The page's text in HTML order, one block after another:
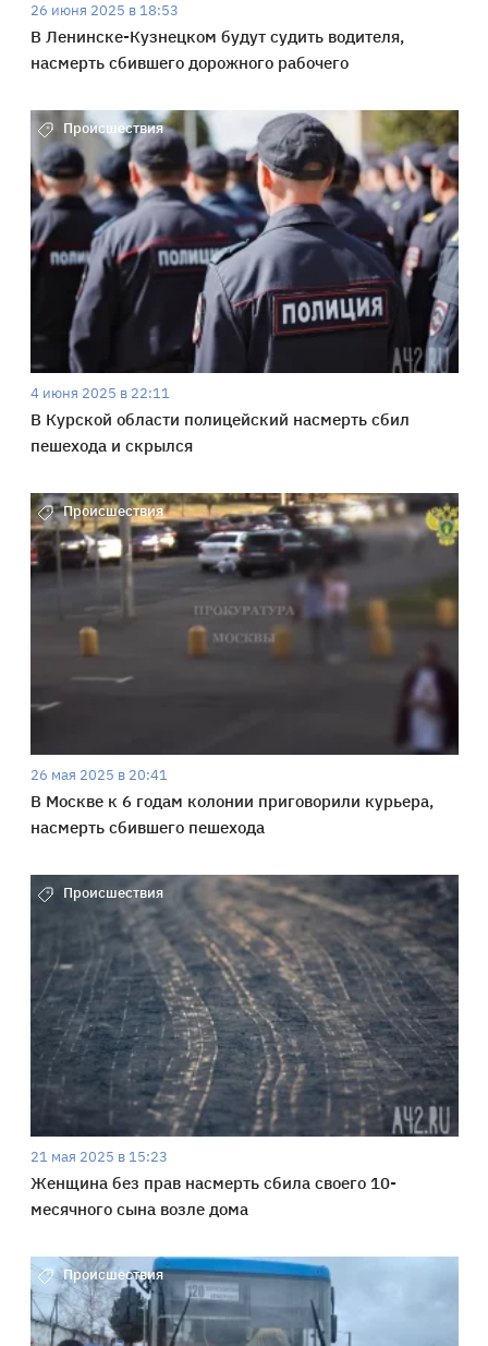
26 июня 2025 в 18:53
В Ленинске-Кузнецком будут судить водителя,
насмерть сбившего дорожного рабочего
Происшествия
4 июня 2025 в 22:11
В Курской области полицейский насмерть сбил
пешехода и скрылся
Происшествия
26 мая 2025 в 20:41
В Москве к 6 годам колонии приговорили курьера,
насмерть сбившего пешехода
Происшествия
21 мая 2025 в 15:23
Женщина без прав насмерть сбила своего 10-
месячного сына возле дома
Происшествия